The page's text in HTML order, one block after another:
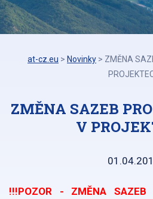
at-cz.eu > Novinky > ZMĚNA
ZMĚNA SAZEB
V
!!!POZOR - ZMĚNA SAZEB